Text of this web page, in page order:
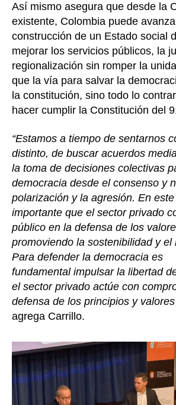
Así mismo asegura que desde la
existente, Colombia puede
construcción de un Estado social
mejorar los servicios públicos, la
regionalización sin romper la
que la vía para salvar la
la constitución, sino todo lo
hacer cumplir la Constitución del
“Estamos a tiempo de sentarnos
distinto, de buscar acuerdos
la toma de decisiones colectivas
democracia desde el consenso y
polarización y la agresión. En
importante que el sector privado
público en la defensa de los
promoviendo la sostenibilidad y el
Para defender la democracia es
fundamental impulsar la libertad
el sector privado actúe con
defensa de los principios y
agrega Carrillo.